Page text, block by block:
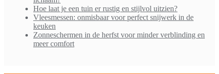
Hoe laat je een tuin er rustig en stijlvol uitzien?
Vleesmessen: onmisbaar voor perfect snijwerk in de
keuken
Zonneschermen in de herfst voor minder verblinding en
meer comfort